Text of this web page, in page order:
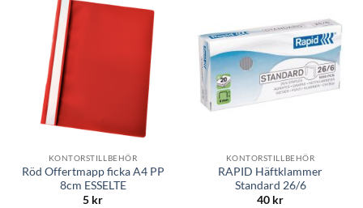
KONTORSTILLBEHÖR
Röd Offertmapp ficka A4 PP
8cm ESSELTE
5 kr
KONTORSTILLBEHÖR
RAPID Häftklammer
Standard 26/6
40 kr